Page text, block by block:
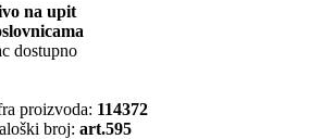
na upit
dostupno
proizvoda: 114372
broj: art.595